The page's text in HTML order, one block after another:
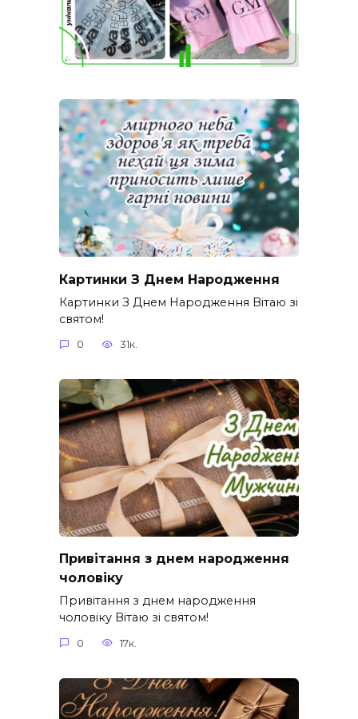
Картинки З Днем Народження
Картинки З Днем Народження Вітаю зі
святом!
0 31к.
Привітання з днем народження
чоловіку
Привітання з днем народження
чоловіку Вітаю зі святом!
0 17к.